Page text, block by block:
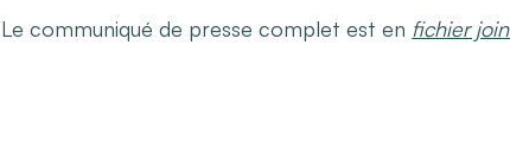
Le communiqué de presse complet est en fichier